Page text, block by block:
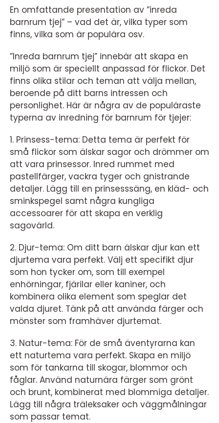
En omfattande presentation av ”inreda
barnrum tjej” – vad det är, vilka typer som
finns, vilka som är populära osv.
”Inreda barnrum tjej” innebär att skapa en
miljö som är speciellt anpassad för flickor. Det
finns olika stilar och teman att välja mellan,
beroende på ditt barns intressen och
personlighet. Här är några av de populäraste
typerna av inredning för barnrum för tjejer:
1. Prinsess-tema: Detta tema är perfekt för
små flickor som älskar sagor och drömmer om
att vara prinsessor. Inred rummet med
pastellfärger, vackra tyger och gnistrande
detaljer. Lägg till en prinsesssäng, en kläd- och
sminkspegel samt några kungliga
accessoarer för att skapa en verklig
sagovärld.
2. Djur-tema: Om ditt barn älskar djur kan ett
djurtema vara perfekt. Välj ett specifikt djur
som hon tycker om, som till exempel
enhörningar, fjärilar eller kaniner, och
kombinera olika element som speglar det
valda djuret. Tänk på att använda färger och
mönster som framhäver djurtemat.
3. Natur-tema: För de små äventyrarna kan
ett naturtema vara perfekt. Skapa en miljö
som för tankarna till skogar, blommor och
fåglar. Använd naturnära färger som grönt
och brunt, kombinerat med blommiga detaljer.
Lägg till några träleksaker och väggmålningar
som passar temat.